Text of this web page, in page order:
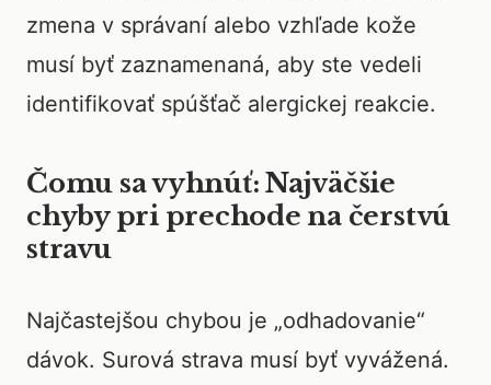
zmena v správaní alebo vzhľade kože
musí byť zaznamenaná, aby ste vedeli
identifikovať spúšťač alergickej reakcie.
Čomu sa vyhnúť: Najväčšie
chyby pri prechode na čerstvú
stravu
Najčastejšou chybou je „odhadovanie“
dávok. Surová strava musí byť vyvážená.